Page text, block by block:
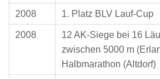
2008 1. Platz BLV Lauf-Cup
2008
12 AK-Siege bei 16
zwischen 5000 m
Halbmarathon (Altdorf)